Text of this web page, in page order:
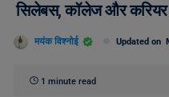
सिलेबस, कॉलेज और करियर
मयंक विश्नोई Updated on
1 minute read